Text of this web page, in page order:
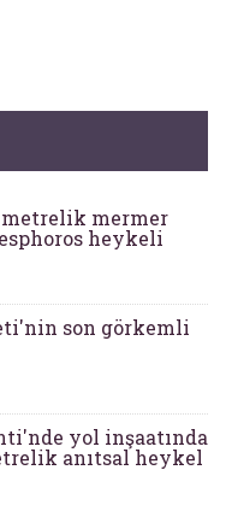
metrelik mermer
heykeli
son görkemli
yol inşaatında
anıtsal heykel